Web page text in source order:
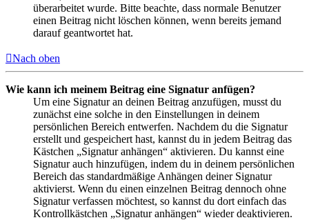
überarbeitet wurde. Bitte beachte, dass normale Benutzer
einen Beitrag nicht löschen können, wenn bereits jemand
darauf geantwortet hat.
Nach oben
Wie kann ich meinem Beitrag eine Signatur anfügen?
Um eine Signatur an deinen Beitrag anzufügen, musst du
zunächst eine solche in den Einstellungen in deinem
persönlichen Bereich entwerfen. Nachdem du die Signatur
erstellt und gespeichert hast, kannst du in jedem Beitrag das
Kästchen „Signatur anhängen“ aktivieren. Du kannst eine
Signatur auch hinzufügen, indem du in deinem persönlichen
Bereich das standardmäßige Anhängen deiner Signatur
aktivierst. Wenn du einen einzelnen Beitrag dennoch ohne
Signatur verfassen möchtest, so kannst du dort einfach das
Kontrollkästchen „Signatur anhängen“ wieder deaktivieren.